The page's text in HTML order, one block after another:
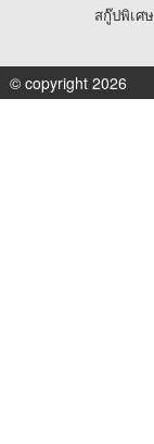
สกู๊ปพิเศษ
© copyright 2026